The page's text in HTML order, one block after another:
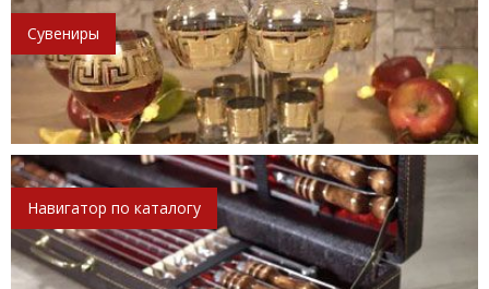
Сувениры
Навигатор по каталогу